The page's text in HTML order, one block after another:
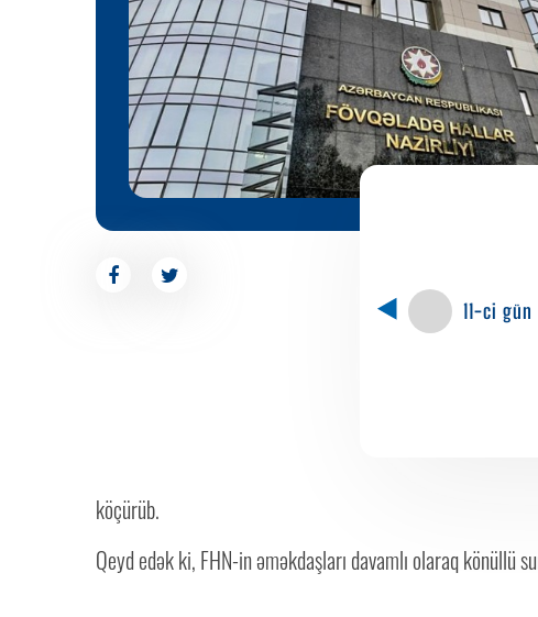
11-ci gün
köçürüb.
Qeyd edək ki, FHN-in əməkdaşları davamlı olaraq könüllü